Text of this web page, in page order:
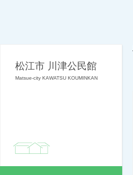
松江市 川津公民館
Matsue-city KAWATSU KOUMINKAN